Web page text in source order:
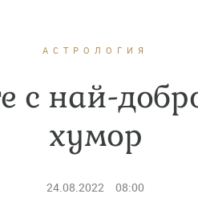
АСТРОЛОГИЯ
с най-
хумор
24.08.2022 08:00